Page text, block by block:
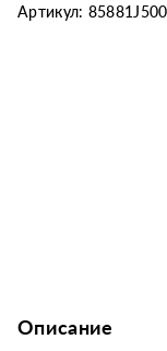
Артикул:
Описание